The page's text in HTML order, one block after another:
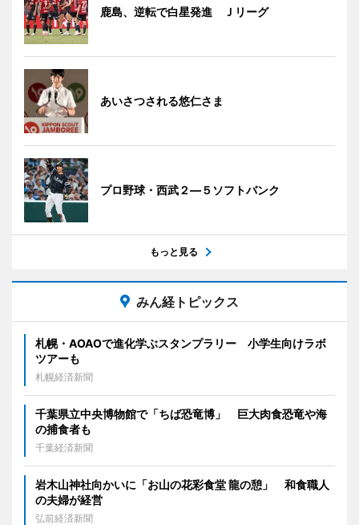
鹿島、逆転で白星発進 Ｊリーグ
あいさつされる悠仁さま
プロ野球・西武２―５ソフトバンク
もっと見る
みん経トピックス
札幌・AOAOで進化学ぶスタンプラリー 小学生向けラボ
ツアーも
札幌経済新聞
千葉県立中央博物館で「ちば恐竜博」 巨大肉食恐竜や海
の捕食者も
千葉経済新聞
岩木山神社向かいに「お山の花彩食堂 龍の憩」 和食職人
の夫婦が経営
弘前経済新聞